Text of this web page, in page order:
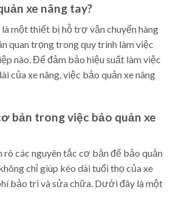
xe nâng tay?
là một thiết bị hỗ trợ vận chuyển hàng
quan trọng trong quy trình làm việc
nào. Để đảm bảo hiệu suất làm việc
của xe nâng, việc bảo quản xe nâng
bản trong việc bảo quản xe
rõ các nguyên tắc cơ bản để bảo quản
chỉ giúp kéo dài tuổi thọ của xe
bảo trì và sửa chữa. Dưới đây là một